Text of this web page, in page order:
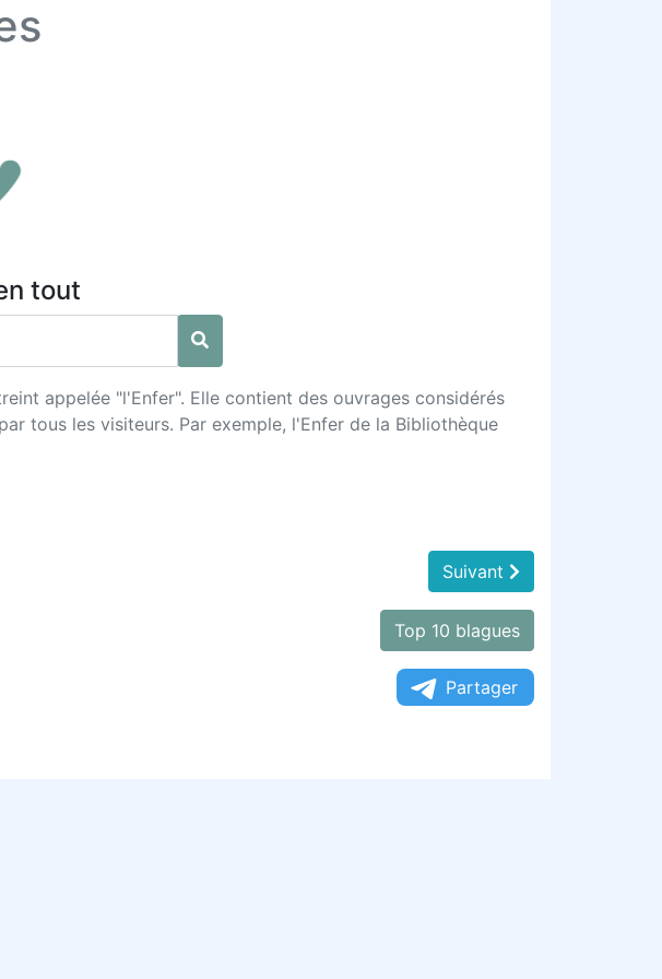
tout
appelée "l'Enfer". Elle contient des ouvrages considérés
tous les visiteurs. Par exemple, l'Enfer de la Bibliothèque
Suivant
Top 10 blagues
Partager